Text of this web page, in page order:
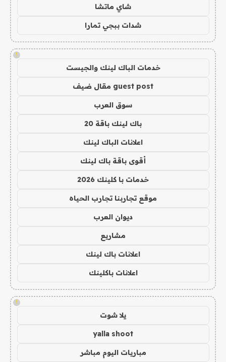
شاي ماتشا
شدات ببجي تمارا
!
خدمات الباك لينك والجيست
guest post مقال ضيف
سوق العرب
باك لينك باقة 20
اعلانات الباك لينك
أقوى باقة باك لينك
خدمات با كلينك 2026
موقع تجاربنا تجارب الحياه
ديوان العرب
مشاريع
اعلانات باك لينك
اعلانات باكلينك
!
يلا شوت
yalla shoot
مباريات اليوم مباشر